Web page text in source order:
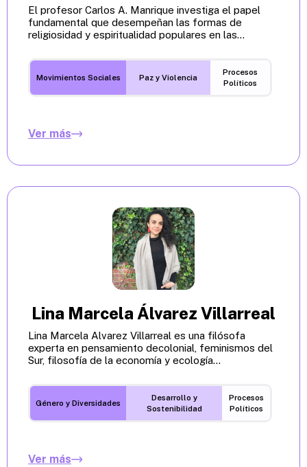
El profesor Carlos A. Manrique investiga el papel
fundamental que desempeñan las formas de
religiosidad y espiritualidad populares en las...
Movimientos Sociales Paz y Violencia
Procesos
Políticos
Ver más
Lina Marcela Álvarez Villarreal
Lina Marcela Alvarez Villarreal es una filósofa
experta en pensamiento decolonial, feminismos del
Sur, filosofía de la economía y ecología...
Género y Diversidades
Desarrollo y
Sostenibilidad
Procesos
Políticos
Ver más